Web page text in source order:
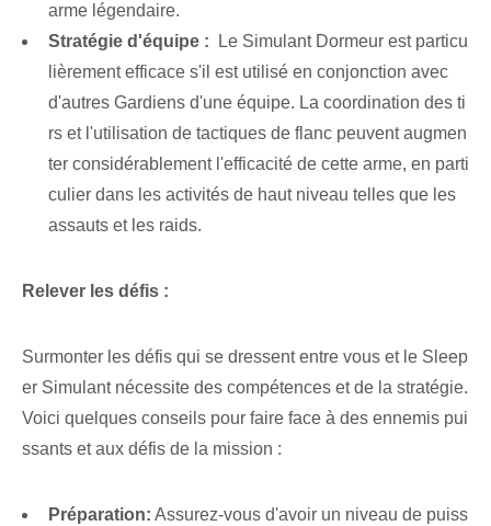
arme légendaire.
Stratégie d'équipe : ⁤ Le ‍Simulant Dormeur est ‍particu
lièrement efficace s'il est utilisé en conjonction avec
d'autres‍ Gardiens d'une équipe. La coordination des ti
rs et l'utilisation de tactiques de flanc peuvent augmen
ter considérablement l'efficacité de cette arme, en parti
culier dans les activités de haut niveau telles que les
assauts et les raids.
Relever les défis :
Surmonter les défis qui se dressent entre vous et le Sleep
er Simulant nécessite des compétences et de la stratégie.
Voici⁤ quelques conseils pour faire face à des ennemis pui
ssants et aux défis de la mission :
Préparation: Assurez-vous d'avoir un niveau de puiss